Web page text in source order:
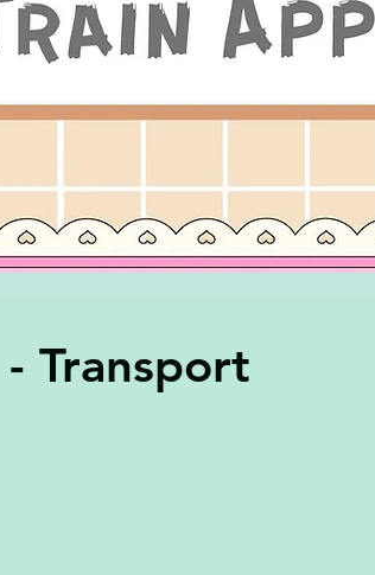
Transport